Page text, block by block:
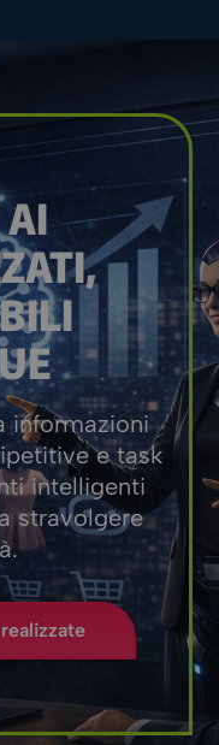
informazioni
e task
intelligenti
stravolgere